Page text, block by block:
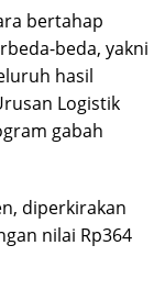
bertahap
beda, yakni
hasil
Logistik
gabah
diperkirakan
nilai Rp364